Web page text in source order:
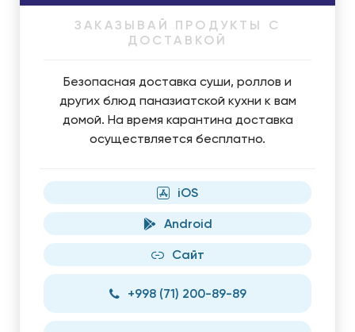
ЗАКАЗЫВАЙ ПРОДУКТЫ С
ДОСТАВКОЙ
Безопасная доставка суши, роллов и
других блюд паназиатской кухни к вам
домой. На время карантина доставка
осуществляется бесплатно.
iOS
Android
Сайт
+998 (71) 200-89-89